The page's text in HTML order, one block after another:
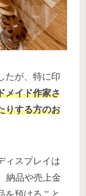
たが、特に印
メイド作家さ
りする方のお
ィスプレイは
納品や売上金